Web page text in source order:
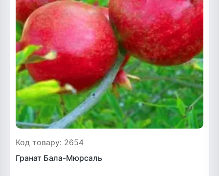
Код товару: 2654
Гранат Бала-Мюрсаль